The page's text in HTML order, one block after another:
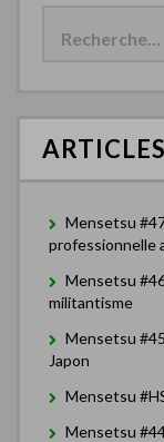
a
t
o
n
e
a
h
Mensetsu
professionnelle
Mensetsu
militantisme
Mensetsu
Japon
Mensetsu
Mensetsu